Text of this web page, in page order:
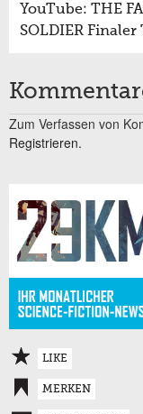
YouTube: THE
SOLDIER
Zum Verfassen von
Registrieren.
LIKE
MERKEN